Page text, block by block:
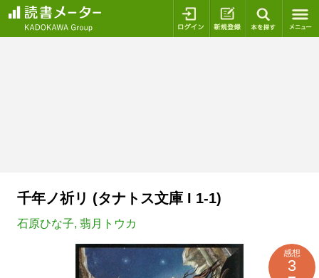
ログイン 新規登録
千年ノ祈リ (タナトス文庫 I 1-1)
石原ひな子, 翡月トウカ
感想
3